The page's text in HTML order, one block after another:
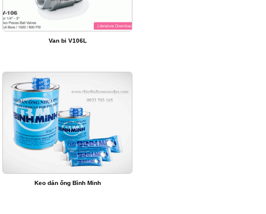
Van bi V106L
Keo dán ống Bình Minh